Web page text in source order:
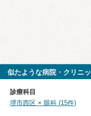
似たような病院・クリニ
診療科目
堺市西区 × 眼科 (15件)